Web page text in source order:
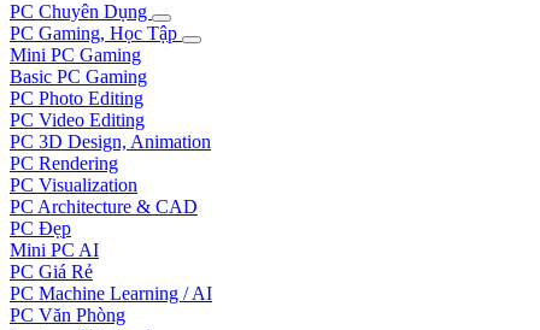
PC Chuyên Dụng
PC Gaming, Học Tập
Mini PC Gaming
Basic PC Gaming
PC Photo Editing
PC Video Editing
PC 3D Design, Animation
PC Rendering
PC Visualization
PC Architecture & CAD
PC Đẹp
Mini PC AI
PC Giá Rẻ
PC Machine Learning / AI
PC Văn Phòng